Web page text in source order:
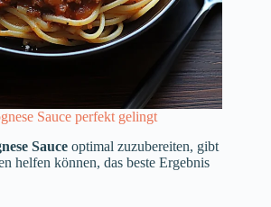
Sauce perfekt gelingt
Sauce optimal zuzubereiten, gibt
helfen können, das beste Ergebnis